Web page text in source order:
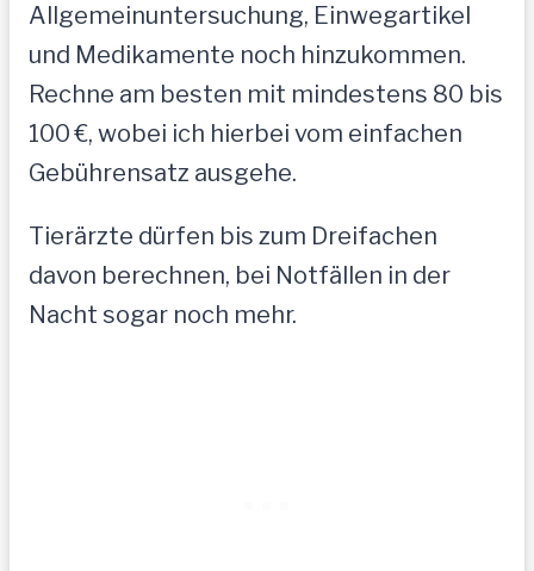
Allgemeinuntersuchung, Einwegartikel
und Medikamente noch hinzukommen.
Rechne am besten mit mindestens 80 bis
100 €, wobei ich hierbei vom einfachen
Gebührensatz ausgehe.
Tierärzte dürfen bis zum Dreifachen
davon berechnen, bei Notfällen in der
Nacht sogar noch mehr.